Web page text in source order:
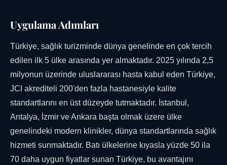
Uygulama Adımları
Türkiye, sağlık turizminde dünya genelinde en çok tercih
edilen ilk 5 ülke arasında yer almaktadır. 2025 yılında 2,5
milyonun üzerinde uluslararası hasta kabul eden Türkiye,
JCI akrediteli 200'den fazla hastanesiyle kalite
standartlarını en üst düzeyde tutmaktadır. İstanbul,
Antalya, İzmir ve Ankara başta olmak üzere ülke
genelindeki modern klinikler, dünya standartlarında sağlık
hizmeti sunmaktadır. Batı ülkelerine kıyasla yüzde 50 ila
70 daha uygun fiyatlar sunan Türkiye, bu avantajını